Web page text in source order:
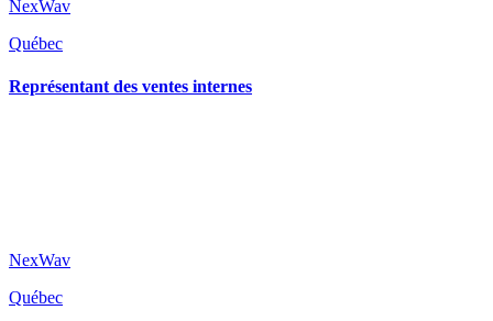
NexWav
Québec
Représentant des ventes internes
NexWav
Québec